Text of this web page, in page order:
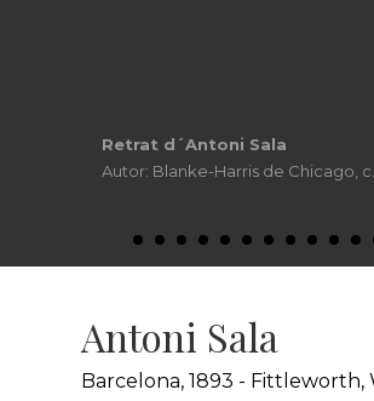
Retrat d´Antoni Sala
Autor: Blanke-Harris de Chicago,
Antoni Sala
Barcelona, 1893 - Fittleworth,